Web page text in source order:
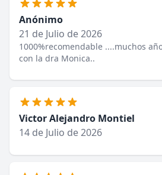
Anónimo
21 de Julio de 2026
1000%recomendable ....muchos
con la dra Monica..
Victor Alejandro Montiel
14 de Julio de 2026